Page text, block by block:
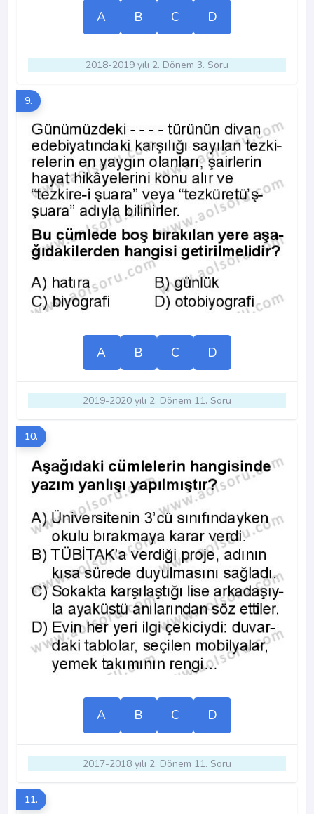
A B C D
2018-2019 yılı 2. Dönem 3. Soru
9.
A B C D
2019-2020 yılı 2. Dönem 11. Soru
10.
A B C D
2017-2018 yılı 2. Dönem 11. Soru
11.